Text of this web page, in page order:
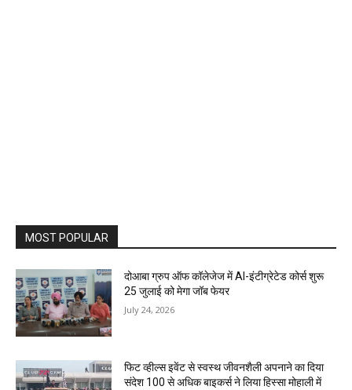
MOST POPULAR
दोआबा ग्रुप ऑफ कॉलेजेज में AI-इंटीग्रेटेड कोर्स शुरू
25 जुलाई को मेगा जॉब फेयर
July 24, 2026
फिट व्हील्स इवेंट से स्वस्थ जीवनशैली अपनाने का दिया
संदेश 100 से अधिक बाइकर्स ने लिया हिस्सा मोहाली में